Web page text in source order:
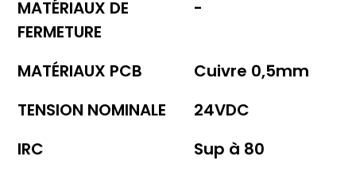
MATÉRIAUX DE
FERMETURE
-
MATÉRIAUX PCB
Cuivre 0,5mm
TENSION NOMINALE
24VDC
IRC
Sup à 80